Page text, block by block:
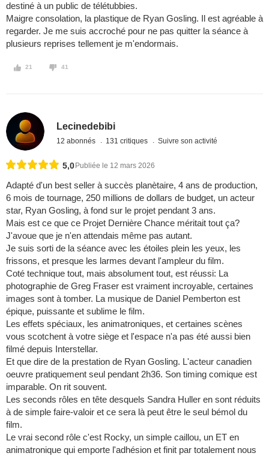
destiné à un public de télétubbies.
Maigre consolation, la plastique de Ryan Gosling. Il est agréable à
regarder. Je me suis accroché pour ne pas quitter la séance à
plusieurs reprises tellement je m'endormais.
21 41
Lecinedebibi
12 abonnés 131 critiques Suivre son activité
5,0 Publiée le 12 mars 2026
Adapté d'un best seller à succès planètaire, 4 ans de production,
6 mois de tournage, 250 millions de dollars de budget, un acteur
star, Ryan Gosling, à fond sur le projet pendant 3 ans.
Mais est ce que ce Projet Dernière Chance méritait tout ça?
J'avoue que je n'en attendais même pas autant.
Je suis sorti de la séance avec les étoiles plein les yeux, les
frissons, et presque les larmes devant l'ampleur du film.
Coté technique tout, mais absolument tout, est réussi: La
photographie de Greg Fraser est vraiment incroyable, certaines
images sont à tomber. La musique de Daniel Pemberton est
épique, puissante et sublime le film.
Les effets spéciaux, les animatroniques, et certaines scènes
vous scotchent à votre siège et l'espace n'a pas été aussi bien
filmé depuis Interstellar.
Et que dire de la prestation de Ryan Gosling. L'acteur canadien
oeuvre pratiquement seul pendant 2h36. Son timing comique est
imparable. On rit souvent.
Les seconds rôles en tête desquels Sandra Huller en sont réduits
à de simple faire-valoir et ce sera là peut être le seul bémol du
film.
Le vrai second rôle c'est Rocky, un simple caillou, un ET en
animatronique qui emporte l'adhésion et finit par totalement nous